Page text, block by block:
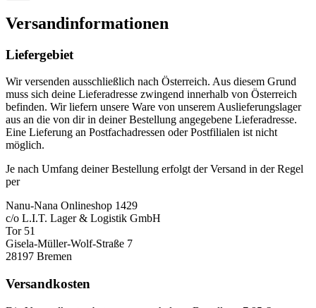
Versandinformationen
Liefergebiet
Wir versenden ausschließlich nach Österreich. Aus diesem Grund
muss sich deine Lieferadresse zwingend innerhalb von Österreich
befinden. Wir liefern unsere Ware von unserem Auslieferungslager
aus an die von dir in deiner Bestellung angegebene Lieferadresse.
Eine Lieferung an Postfachadressen oder Postfilialen ist nicht
möglich.
Je nach Umfang deiner Bestellung erfolgt der Versand in der Regel
per
Nanu-Nana Onlineshop 1429
c/o L.I.T. Lager & Logistik GmbH
Tor 51
Gisela-Müller-Wolf-Straße 7
28197 Bremen
Versandkosten